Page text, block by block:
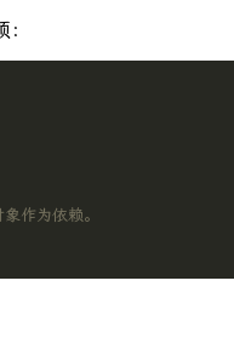
作为依赖。